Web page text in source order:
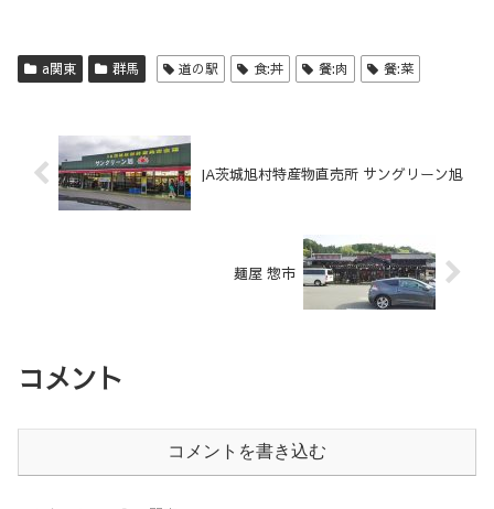
a関東 群馬 道の駅 食:丼 餐:肉 餐:菜
JA茨城旭村特産物直売所 サングリーン旭
麺屋 惣市
コメント
コメントを書き込む